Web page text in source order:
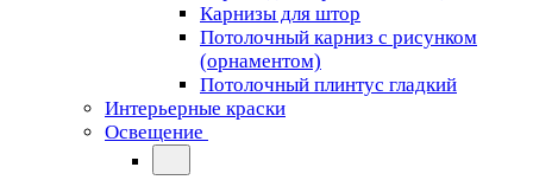
Карнизы для штор
Потолочный карниз с рисунком
(орнаментом)
Потолочный плинтус гладкий
Интерьерные краски
Освещение